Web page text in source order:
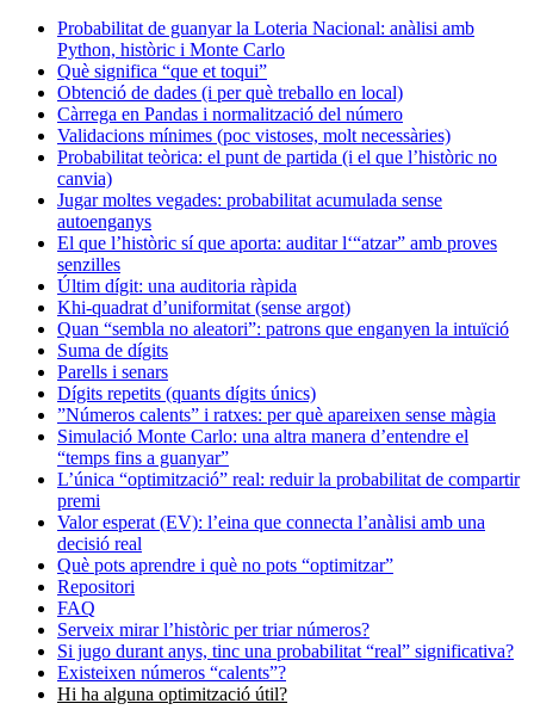
Probabilitat de guanyar la Loteria Nacional: anàlisi amb
Python, històric i Monte Carlo
Què significa “que et toqui”
Obtenció de dades (i per què treballo en local)
Càrrega en Pandas i normalització del número
Validacions mínimes (poc vistoses, molt necessàries)
Probabilitat teòrica: el punt de partida (i el que l’històric no
canvia)
Jugar moltes vegades: probabilitat acumulada sense
autoenganys
El que l’històric sí que aporta: auditar l‘“atzar” amb proves
senzilles
Últim dígit: una auditoria ràpida
Khi-quadrat d’uniformitat (sense argot)
Quan “sembla no aleatori”: patrons que enganyen la intuïció
Suma de dígits
Parells i senars
Dígits repetits (quants dígits únics)
”Números calents” i ratxes: per què apareixen sense màgia
Simulació Monte Carlo: una altra manera d’entendre el
“temps fins a guanyar”
L’única “optimització” real: reduir la probabilitat de compartir
premi
Valor esperat (EV): l’eina que connecta l’anàlisi amb una
decisió real
Què pots aprendre i què no pots “optimitzar”
Repositori
FAQ
Serveix mirar l’històric per triar números?
Si jugo durant anys, tinc una probabilitat “real” significativa?
Existeixen números “calents”?
Hi ha alguna optimització útil?